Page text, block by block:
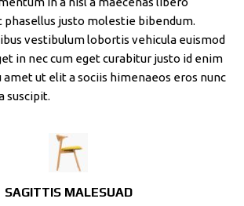
justo molestie bibendum.
vestibulum lobortis vehicula euismod
in nec cum eget curabitur justo id enim
amet ut elit a sociis himenaeos eros nunc
suscipit.
SAGITTIS MALESUAD